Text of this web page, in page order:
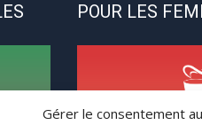
Gérer le consentement
POUR LES